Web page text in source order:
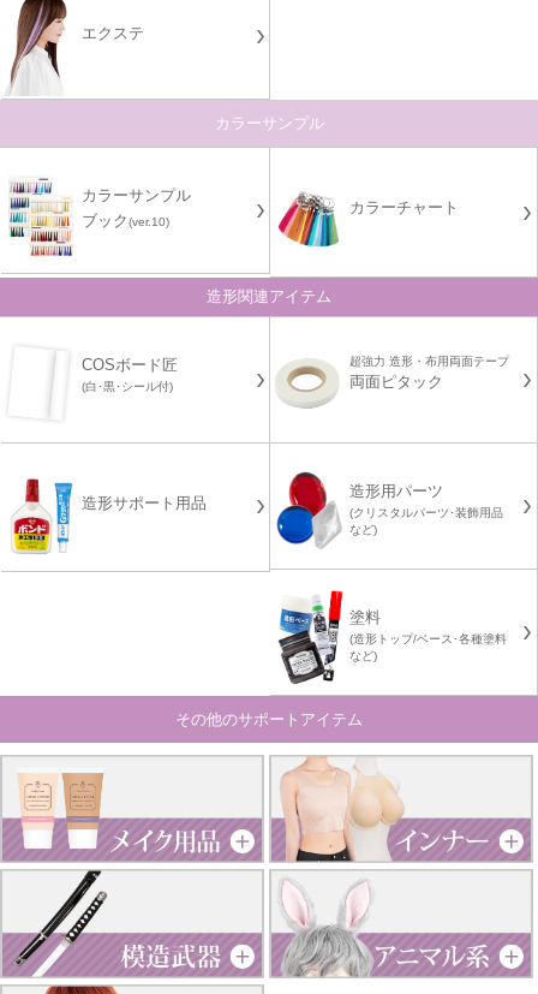
エクステ
カラーサンプル
カラーサンプル
ブック(ver.10)
カラーチャート
造形関連アイテム
COSボード匠
(白･黒･シール付)
超強力 造形・布用両面テープ
両面ピタック
造形サポート用品
造形用パーツ
(クリスタルパーツ･装飾用品
など)
塗料
(造形トップ/ベース･各種塗料
など)
その他のサポートアイテム